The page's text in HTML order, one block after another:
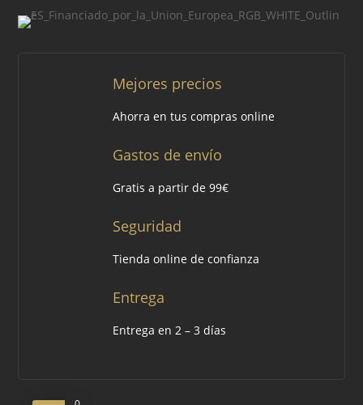
Mejores precios
Ahorra en tus compras online
Gastos de envío
Gratis a partir de 99€
Seguridad
Tienda online de confianza
Entrega
Entrega en 2 – 3 días